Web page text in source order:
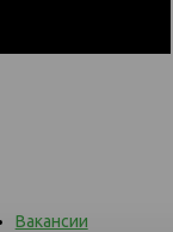
Вакансии